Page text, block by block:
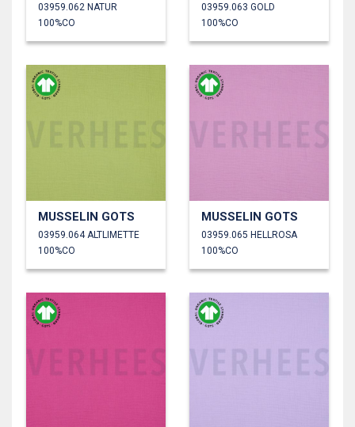
03959.062 NATUR
100%CO
03959.063 GOLD
100%CO
MUSSELIN GOTS
03959.064 ALTLIMETTE
100%CO
MUSSELIN GOTS
03959.065 HELLROSA
100%CO